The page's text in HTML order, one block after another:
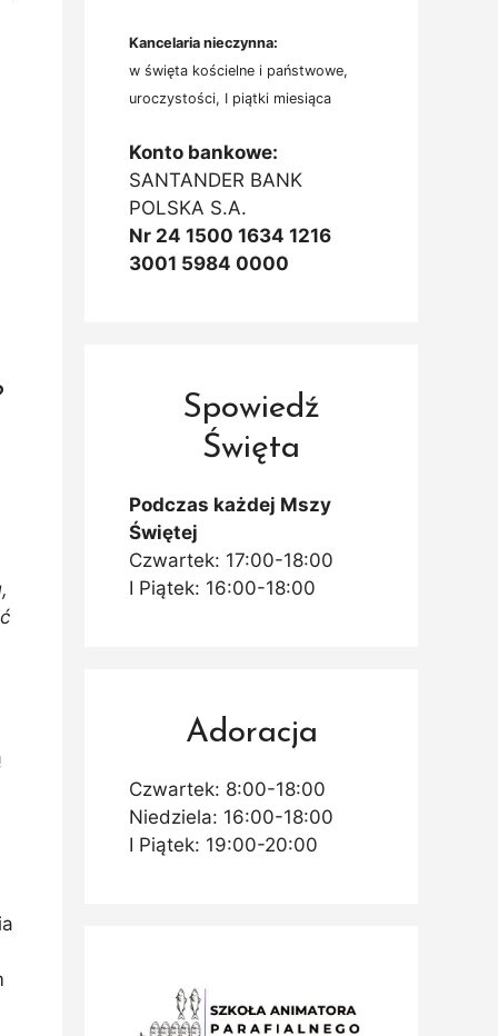
Kancelaria nieczynna:
w święta kościelne i państwowe,
uroczystości, I piątki miesiąca
Konto bankowe:
SANTANDER BANK
POLSKA S.A.
Nr 24 1500 1634 1216
3001 5984 0000
Spowiedź
Święta
Podczas każdej Mszy
Świętej
Czwartek: 17:00-18:00
I Piątek: 16:00-18:00
Adoracja
Czwartek: 8:00-18:00
Niedziela: 16:00-18:00
I Piątek: 19:00-20:00